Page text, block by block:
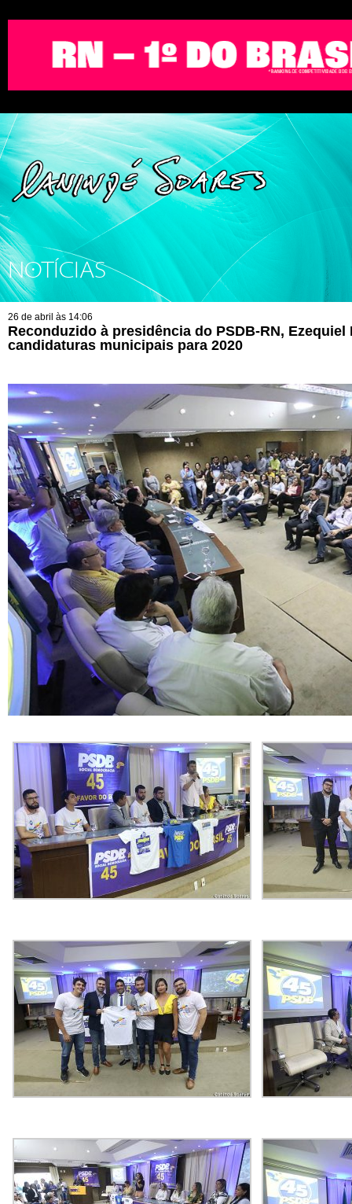
NOTÍCIAS
26 de abril às 14:06
Reconduzido à presidência do PSDB-RN,
candidaturas municipais para 2020